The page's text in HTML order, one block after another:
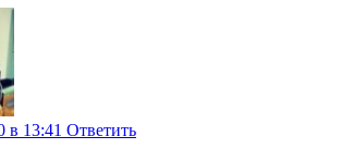
в 13:41 Ответить